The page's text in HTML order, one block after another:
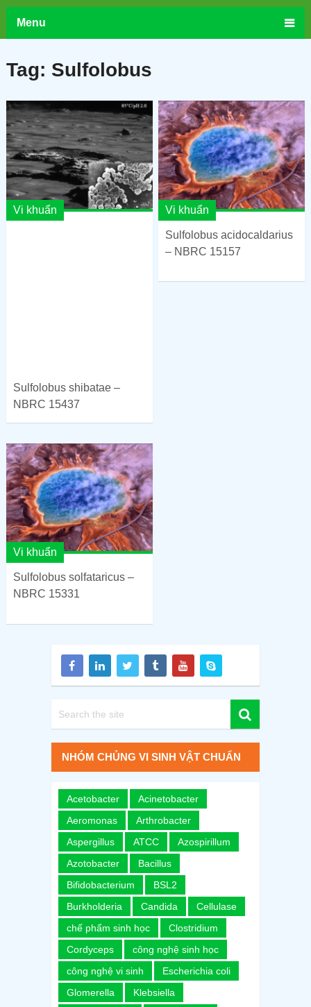
Menu
Tag: Sulfolobus
Vi khuẩn
Sulfolobus shibatae –
NBRC 15437
Vi khuẩn
Sulfolobus acidocaldarius
– NBRC 15157
Vi khuẩn
Sulfolobus solfataricus –
NBRC 15331
NHÓM CHỦNG VI SINH VẬT CHUẨN
Acetobacter
Acinetobacter
Aeromonas
Arthrobacter
Aspergillus
ATCC
Azospirillum
Azotobacter
Bacillus
Bifidobacterium
BSL2
Burkholderia
Candida
Cellulase
chế phẩm sinh học
Clostridium
Cordyceps
công nghệ sinh học
công nghệ vi sinh
Escherichia coli
Glomerella
Klebsiella